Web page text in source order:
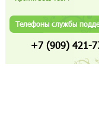
Телефоны службы
+7 (909) 421-